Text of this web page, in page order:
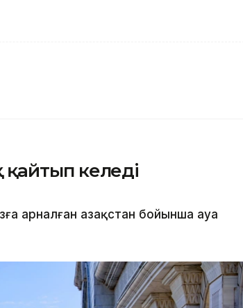
келеді
арналған Қазақстан бойынша ауа